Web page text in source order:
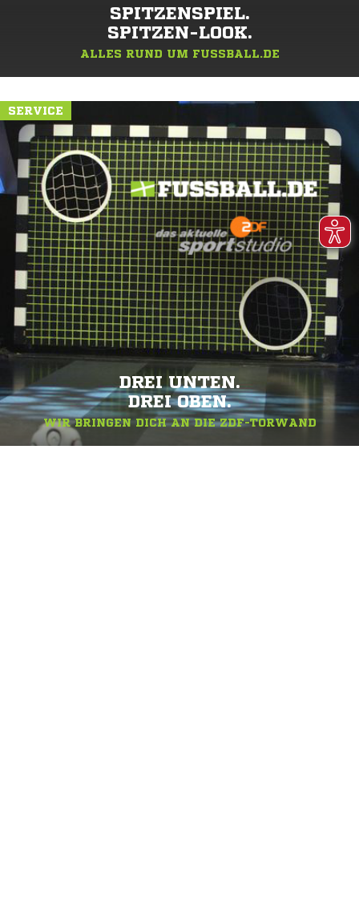
SPITZENSPIEL.
SPITZEN-LOOK.
ALLES RUND UM FUSSBALL.DE
SERVICE
DREI UNTEN.
DREI OBEN.
WIR BRINGEN DICH AN DIE ZDF-TORWAND